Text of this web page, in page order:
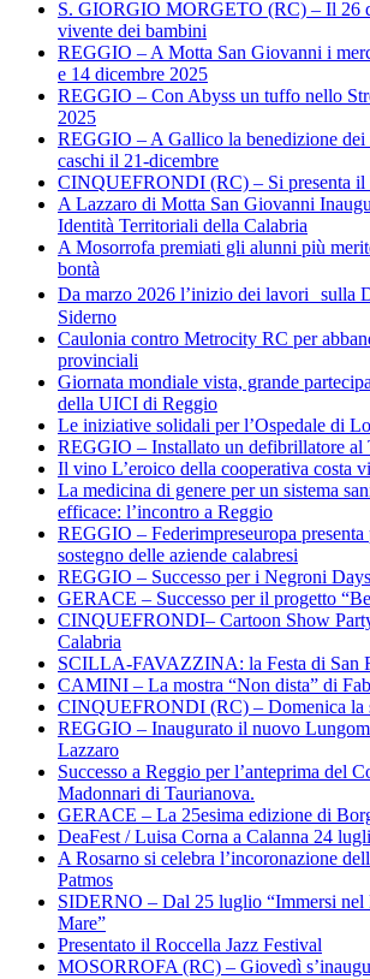
S. GIORGIO MORGETO (RC) – Il 26
vivente dei bambini
REGGIO – A Motta San Giovanni i
e 14 dicembre 2025
REGGIO – Con Abyss un tuffo nello
2025
REGGIO – A Gallico la benedizione dei
caschi il 21-dicembre
CINQUEFRONDI (RC) – Si presenta il
A Lazzaro di Motta San Giovanni
Identità Territoriali della Calabria
A Mosorrofa premiati gli alunni più
bontà
Da marzo 2026 l’inizio dei lavori sulla
Siderno
Caulonia contro Metrocity RC per
provinciali
Giornata mondiale vista, grande
della UICI di Reggio
Le iniziative solidali per l’Ospedale di
REGGIO – Installato un defibrillatore al
Il vino L’eroico della cooperativa costa
La medicina di genere per un sistema
efficace: l’incontro a Reggio
REGGIO – Federimpreseuropa presenta
sostegno delle aziende calabresi
REGGIO – Successo per i Negroni Days
GERACE – Successo per il progetto
CINQUEFRONDI– Cartoon Show
Calabria
SCILLA-FAVAZZINA: la Festa di San
CAMINI – La mostra “Non dista” di
CINQUEFRONDI (RC) – Domenica la
REGGIO – Inaugurato il nuovo
Lazzaro
Successo a Reggio per l’anteprima del
Madonnari di Taurianova.
GERACE – La 25esima edizione di
DeaFest / Luisa Corna a Calanna 24
A Rosarno si celebra l’incoronazione
Patmos
SIDERNO – Dal 25 luglio “Immersi nel
Mare”
Presentato il Roccella Jazz Festival
MOSORROFA (RC) – Giovedì